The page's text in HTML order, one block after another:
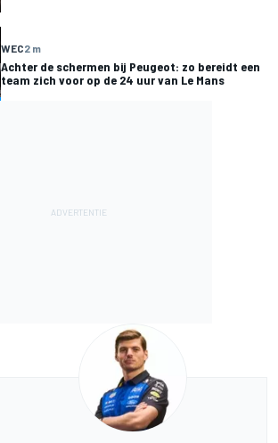
WEC2 m
Achter de schermen bij Peugeot: zo bereidt een
team zich voor op de 24 uur van Le Mans